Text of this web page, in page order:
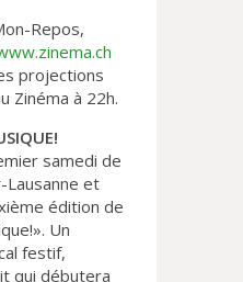
Repos,
projections
Zinéma à 22h.
samedi de
Lausanne et
édition de
Un
festif,
qui débutera